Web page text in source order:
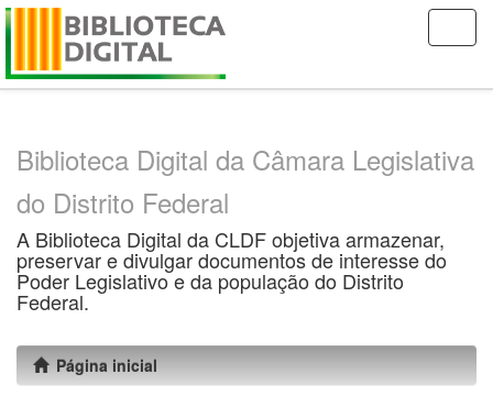
Skip
Biblioteca Digital da Câmara Legislativa
do Distrito Federal
A Biblioteca Digital da CLDF objetiva armazenar,
preservar e divulgar documentos de interesse do
Poder Legislativo e da população do Distrito
Federal.
Página inicial